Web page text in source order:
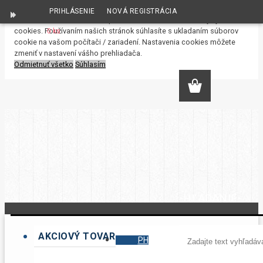
S cieľom uľahčiť užívateľom používať naše webové stránky využívame
cookies. Používaním našich stránok súhlasíte s ukladaním súborov
cookie na vašom počítači / zariadení. Nastavenia cookies môžete
zmeniť v nastavení vášho prehliadača.
Odmietnuť všetko Súhlasím
PRIHLÁSENIE NOVÁ REGISTRÁCIA
0 ks
AKCIOVÝ TOVAR PH